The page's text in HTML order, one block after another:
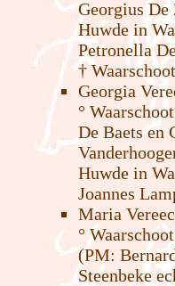
Georgius De
Huwde in
Petronella
†
Georgia
°
De Baets en
Huwde in
Joannes
Maria
°
(PM:
Steenbeke